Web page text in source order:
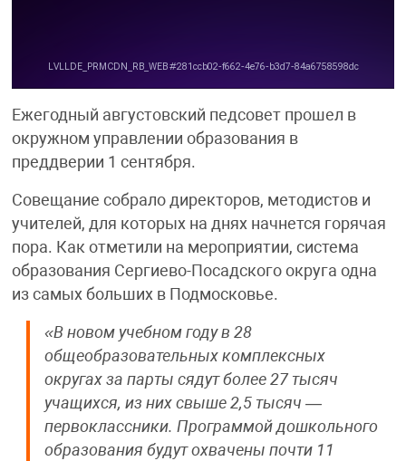
Ежегодный августовский педсовет прошел в
окружном управлении образования в
преддверии 1 сентября.
Совещание собрало директоров, методистов и
учителей, для которых на днях начнется горячая
пора. Как отметили на мероприятии, система
образования Сергиево-Посадского округа одна
из самых больших в Подмосковье.
«В новом учебном году в 28
общеобразовательных комплексных
округах за парты сядут более 27 тысяч
учащихся, из них свыше 2,5 тысяч —
первоклассники. Программой дошкольного
образования будут охвачены почти 11